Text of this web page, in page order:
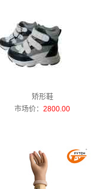
矫形鞋
市场价：2800.00